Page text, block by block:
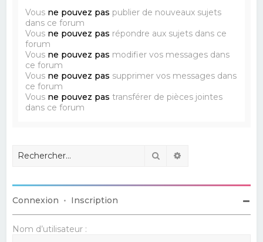
Vous ne pouvez pas publier de nouveaux sujets
dans ce forum
Vous ne pouvez pas répondre aux sujets dans ce
forum
Vous ne pouvez pas modifier vos messages dans
ce forum
Vous ne pouvez pas supprimer vos messages dans
ce forum
Vous ne pouvez pas transférer de pièces jointes
dans ce forum
Rechercher
Connexion • Inscription
Nom d’utilisateur :